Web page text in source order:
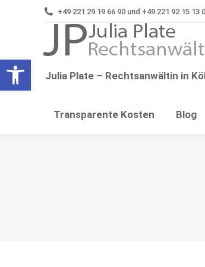
+49 221 29 19 66 90 und +49 221 92 15
Julia Plate – Rechtsanwältin in
Transparente Kosten Blog
Open toolbar